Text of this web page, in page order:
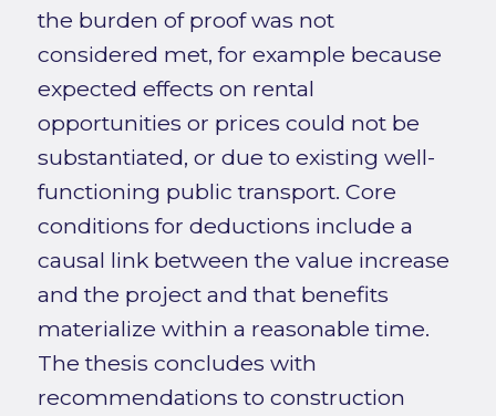
the burden of proof was not
considered met, for example because
expected effects on rental
opportunities or prices could not be
substantiated, or due to existing well-
functioning public transport. Core
conditions for deductions include a
causal link between the value increase
and the project and that benefits
materialize within a reasonable time.
The thesis concludes with
recommendations to construction